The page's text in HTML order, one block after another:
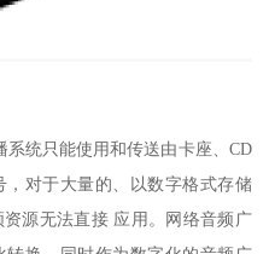
统只能使用和传送由卡座、CD
对于大量的、以数字格式存储
源无法直接 应用。网络音频广